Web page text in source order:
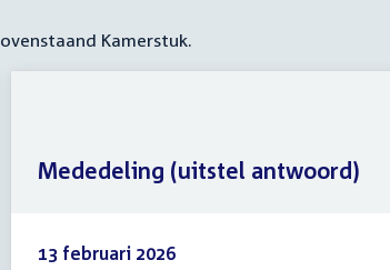
Kamerstuk.
13 februari 2026
Mededeling (uitstel antwoord)